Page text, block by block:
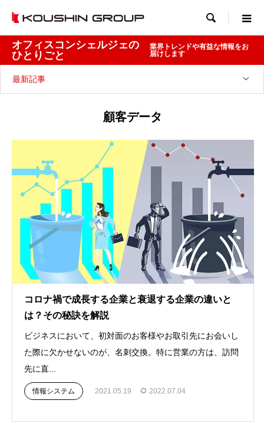

オフィスコンシェルジェの
ひとりごと
業界トレンドや有益な情報をお
届けします
最新記事
顧客データ
コロナ禍で成長する企業と衰退する企業の違いと
は？その秘訣を解説
ビジネスにおいて、初対面のお客様やお取引先にお会いし
た際に欠かせないのが、名刺交換。特に営業の方は、訪問
先に直...
情報システム 2021.05.19 2022.07.04